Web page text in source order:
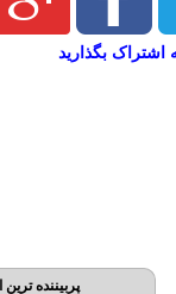
اشتراک بگذارید
پربیننده ترین اخبار 48